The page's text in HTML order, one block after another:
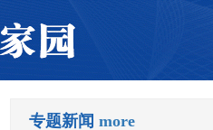
专题新闻 more